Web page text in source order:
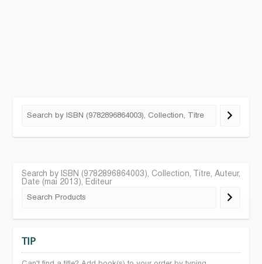
Search by ISBN (9782896864003), Collection, Titre, Auteur,
Date (mai 2013), Editeur
TIP